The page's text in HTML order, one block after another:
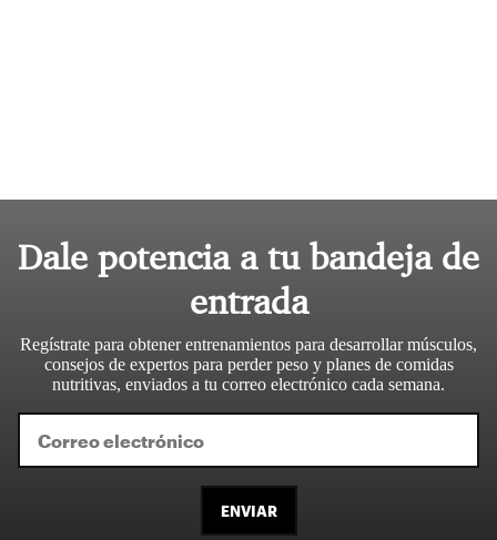
Dale potencia a tu bandeja de
entrada
Regístrate para obtener entrenamientos para desarrollar músculos,
consejos de expertos para perder peso y planes de comidas
nutritivas, enviados a tu correo electrónico cada semana.
ENVIAR